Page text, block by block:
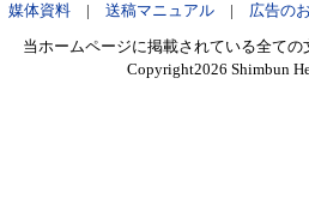
媒体資料| 送稿マニュアル| 広告の
当ホームページに掲載されている全て
Copyright2026 Shimbun